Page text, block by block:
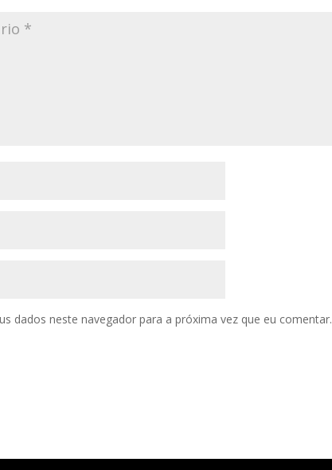
dados neste navegador para a próxima vez que eu comentar.